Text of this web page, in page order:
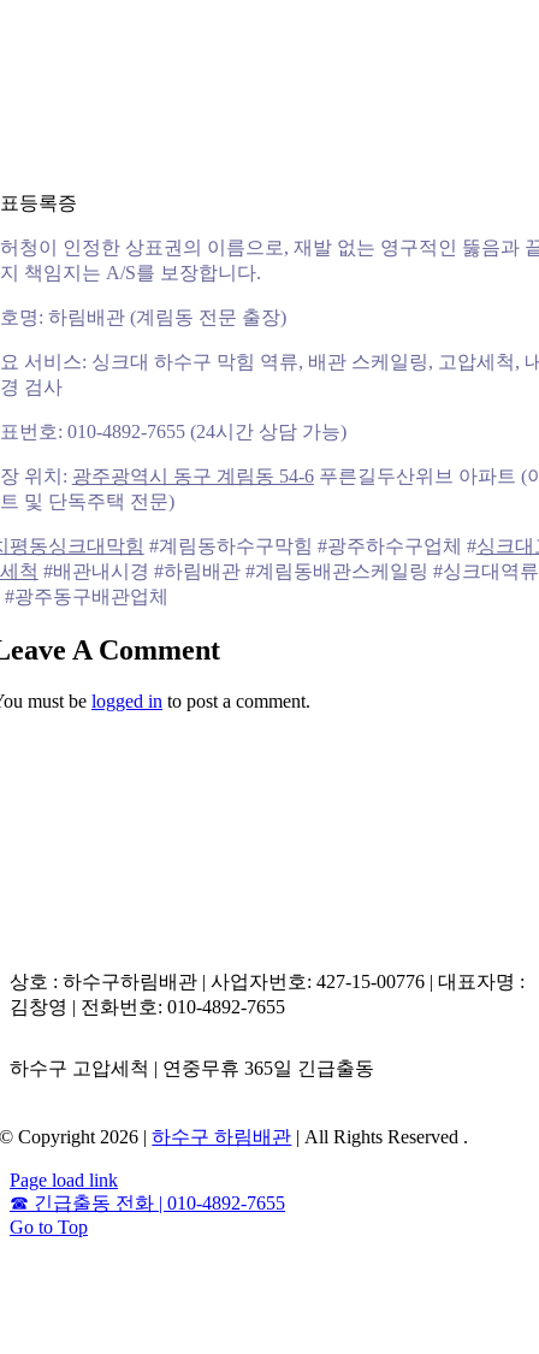
등록증
청이 인정한 상표권의 이름으로, 재발 없는 영구적인 뚫음과
책임지는 A/S를 보장합니다.
명: 하림배관 (계림동 전문 출장)
서비스: 싱크대 하수구 막힘 역류, 배관 스케일링, 고압세척,
검사
번호: 010-4892-7655 (24시간 상담 가능)
위치: 광주광역시 동구 계림동 54-6푸른길두산위브 아파트 (
및 단독주택 전문)
평동싱크대막힘 #계림동하수구막힘 #광주하수구업체 #싱크대
척 #배관내시경 #하림배관 #계림동배관스케일링 #싱크대역
#광주동구배관업체
A Comment
must be logged in to post a comment.
상호 : 하수구하림배관 | 사업자번호: 427-15-00776 | 대표자명 :
김창영 | 전화번호: 010-4892-7655
하수구 고압세척 | 연중무휴 365일 긴급출동
© Copyright 2026 |하수구 하림배관 | All Rights Reserved .
Page load link
☎ 긴급출동 전화 | 010-4892-7655
Go to Top